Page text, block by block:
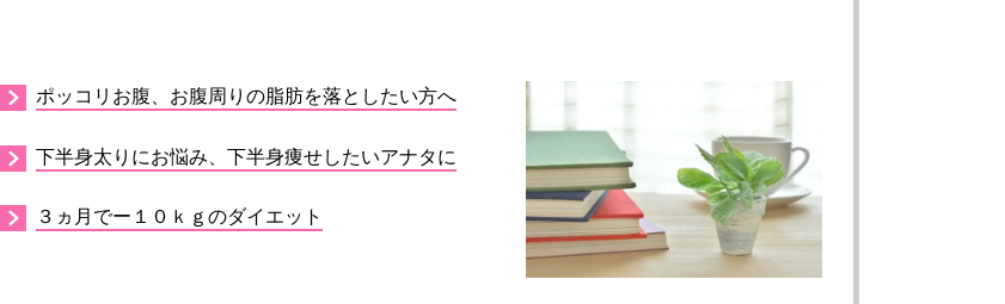
ポッコリお腹、お腹周りの脂肪を落としたい方へ
下半身太りにお悩み、下半身痩せしたいアナタに
３ヵ月でー１０ｋｇのダイエット